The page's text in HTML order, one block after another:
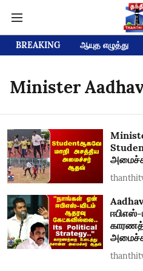
BREAKING ஆயுத எழுத்து
Minister